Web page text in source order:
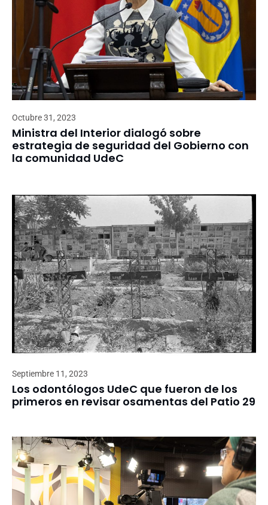
Octubre 31, 2023
Ministra del Interior dialogó sobre
estrategia de seguridad del Gobierno con
la comunidad UdeC
Septiembre 11, 2023
Los odontólogos UdeC que fueron de los
primeros en revisar osamentas del Patio 29